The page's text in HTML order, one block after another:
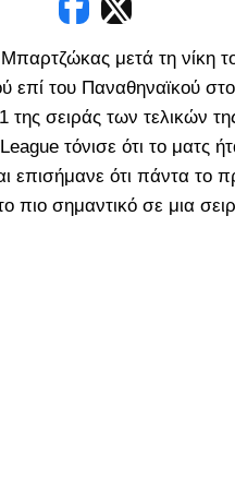
μετά τη νίκη
επί του Παναθηναϊκού
της σειράς των τελικών
τόνισε ότι το ματς
επισήμανε ότι πάντα το
πιο σημαντικό σε μια